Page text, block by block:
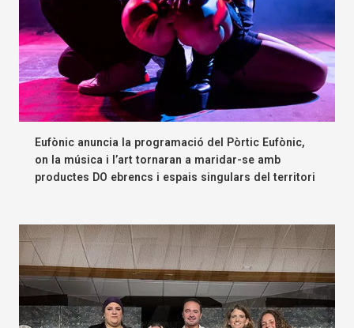
Eufònic anuncia la programació del Pòrtic Eufònic,
on la música i l’art tornaran a maridar-se amb
productes DO ebrencs i espais singulars del territori